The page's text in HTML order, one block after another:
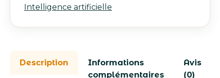
Intelligence artificielle
Description
Informations
complémentaires
Avis
(0)